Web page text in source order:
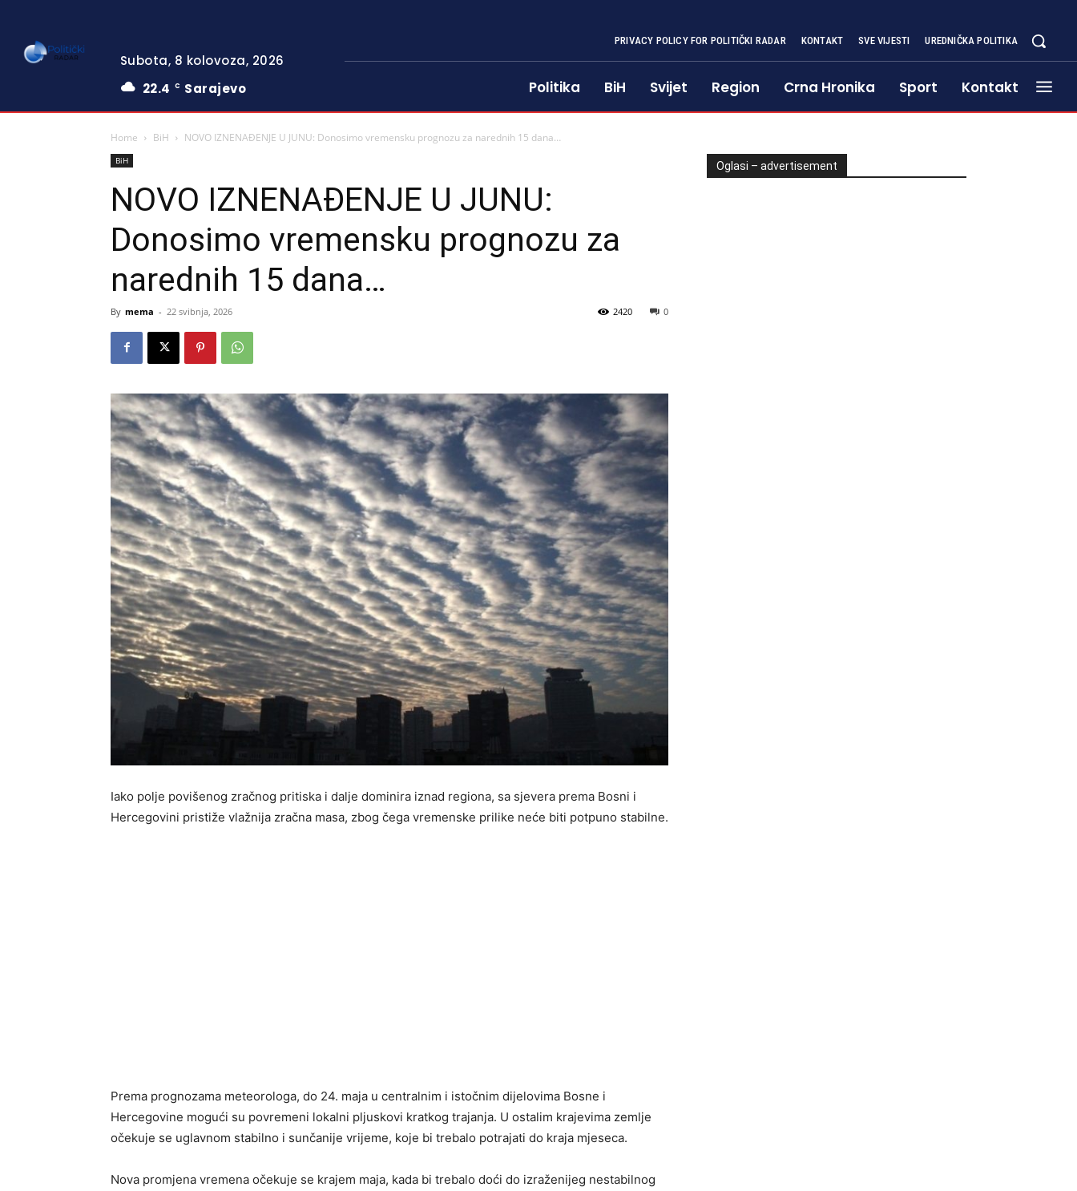
Subota, 8 kolovoza, 2026
22.4
C Sarajevo
PRIVACY POLICY FOR POLITIČKI RADAR KONTAKT SVE VIJESTI UREDNIČKA POLITIKA
Politika BiH Svijet Region Crna Hronika Sport Kontakt
Home BiH NOVO IZNENAĐENJE U JUNU: Donosimo vremensku prognozu za narednih 15 dana…
BiH
NOVO IZNENAĐENJE U JUNU:
Donosimo vremensku prognozu za
narednih 15 dana…
By mema - 22 svibnja, 2026 0
2420
Iako polje povišenog zračnog pritiska i dalje dominira iznad regiona, sa sjevera prema Bosni i
Hercegovini pristiže vlažnija zračna masa, zbog čega vremenske prilike neće biti potpuno stabilne.
Prema prognozama meteorologa, do 24. maja u centralnim i istočnim dijelovima Bosne i
Hercegovine mogući su povremeni lokalni pljuskovi kratkog trajanja. U ostalim krajevima zemlje
očekuje se uglavnom stabilno i sunčanije vrijeme, koje bi trebalo potrajati do kraja mjeseca.
Nova promjena vremena očekuje se krajem maja, kada bi trebalo doći do izraženijeg nestabilnog
Oglasi – advertisement